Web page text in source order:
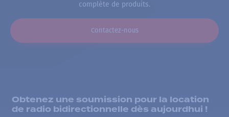
complète de produits.
Contactez-nous
Obtenez une soumission pour la location
de radio bidirectionnelle dès aujourdhui !